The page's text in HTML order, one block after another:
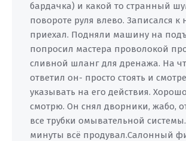
бардачка) и какой то странный
повороте руля влево. Записался к
приехал. Подняли машину на
попросил мастера проволокой
сливной шланг для дренажа. На
ответил он- просто стоять и
указывать на его действия.
смотрю. Он снял дворники, жабо,
все трубки омывательной
минуты всё продувал.Салонный